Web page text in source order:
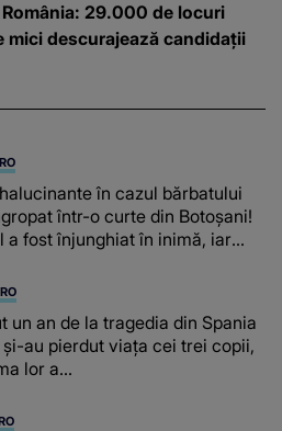
29.000 de locuri
mici descurajează candidații
în cazul bărbatului
într-o curte din Botoșani!
a fost înjunghiat în inimă, iar
un an de la tragedia din Spania
au pierdut viața cei trei copii,
lor a…